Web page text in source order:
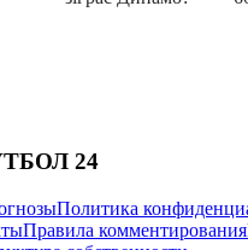
24
Политика
Правила комментирования